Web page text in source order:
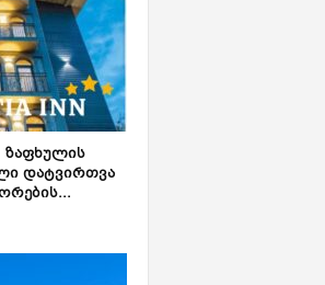
ზაფხულის
დატვირთვა